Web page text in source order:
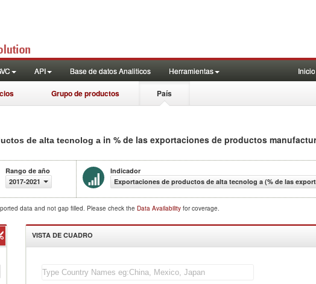
API Base de datos Analiticos Herramientas Inicio
Grupo de productos País
de alta tecnolog a in % de las exportaciones de productos
Rango de año
2017-2021
Indicador
Exportaciones de productos de alta tecnolog a (% de las
data and not gap filled. Please check the Data Availability for coverage.
VISTA DE CUADRO